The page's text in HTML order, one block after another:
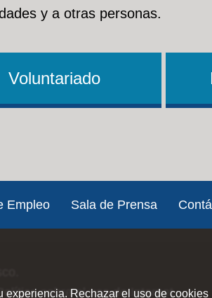
Rechazar el uso de cookies
y a otras personas.
Voluntariado
Empleo Sala de Prensa
sobre el uso de Internet